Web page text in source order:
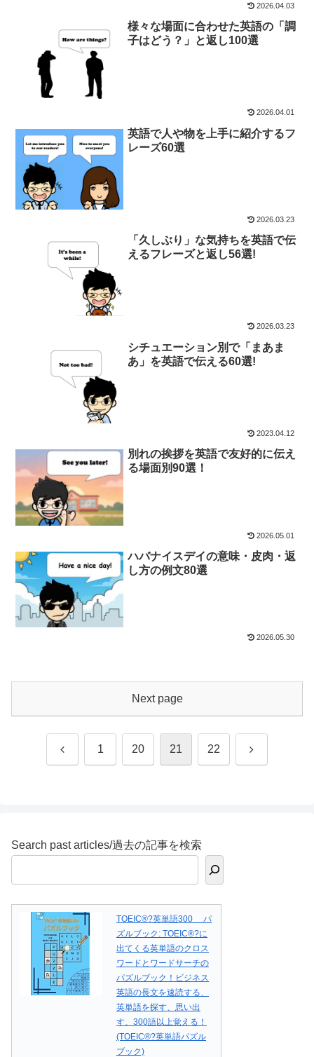
2026.04.03
様々な場面に合わせた英語の「調
子はどう？」と返し100選
2026.04.01
英語で人や物を上手に紹介するフ
レーズ60選
2026.03.23
「久しぶり」な気持ちを英語で伝
えるフレーズと返し56選!
2026.03.23
シチュエーション別で「まあま
あ」を英語で伝える60選!
2023.04.12
別れの挨拶を英語で友好的に伝え
る場面別90選！
2026.05.01
ハバナイスデイの意味・皮肉・返
し方の例文80選
2026.05.30
Next page
Previous1 20 21 22 Next
Search past articles/過去の記事を検索
TOEIC®?英単語300 パ
ズルブック: TOEIC®?に
出てくる英単語のクロス
ワードとワードサーチの
パズルブック！ビジネス
英語の長文を速読する、
英単語を探す、思い出
す、300語以上覚える！
(TOEIC®?英単語パズル
ブック)